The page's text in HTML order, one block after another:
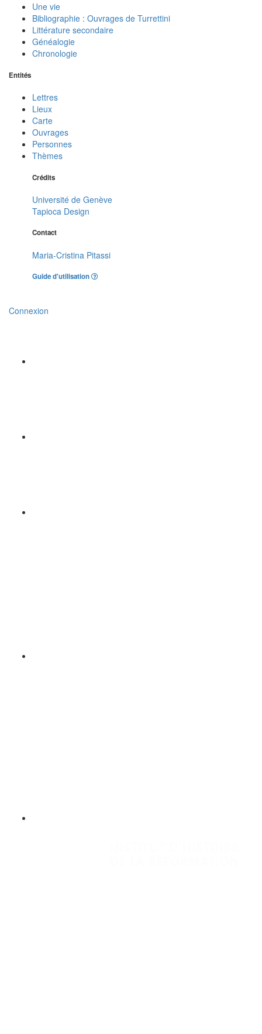
Une vie
Bibliographie : Ouvrages de Turrettini
Littérature secondaire
Généalogie
Chronologie
Entités
Lettres
Lieux
Carte
Ouvrages
Personnes
Thèmes
Crédits
Université de Genève
Tapioca Design
Contact
Maria-Cristina Pitassi
Guide d'utilisation
Connexion